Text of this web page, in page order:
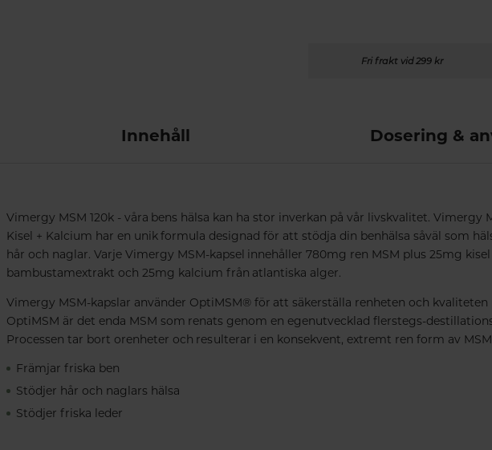
Fri frakt vid 299 kr
Innehåll Dosering &
Vimergy MSM 120k - våra bens hälsa kan ha stor inverkan på vår livskvalitet. Vimergy
Kisel + Kalcium har en unik formula designad för att stödja din benhälsa såväl som
hår och naglar. Varje Vimergy MSM-kapsel innehåller 780mg ren MSM plus 25mg
bambustamextrakt och 25mg kalcium från atlantiska alger.
Vimergy MSM-kapslar använder OptiMSM® för att säkerställa renheten och kvaliteten
OptiMSM är det enda MSM som renats genom en egenutvecklad flerstegs-
Processen tar bort orenheter och resulterar i en konsekvent, extremt ren form av
Främjar friska ben
Stödjer hår och naglars hälsa
Stödjer friska leder